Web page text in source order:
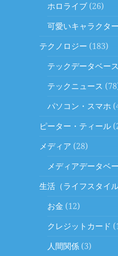
ホロライブ (26)
可愛いキャラクター
テクノロジー (183)
テックデータベース
テックニュース
パソコン・スマホ
ピーター・ティール
メディア (28)
メディアデータベ
生活（ライフスタイル
お金 (12)
クレジットカード
人間関係 (3)